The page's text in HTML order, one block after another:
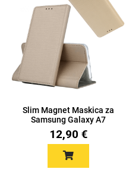
Slim Magnet Maskica za
Samsung Galaxy A7
(2018...
12,90 €
Sleng
Životinjsko carstvo
Univerzalne futrole i
maskice